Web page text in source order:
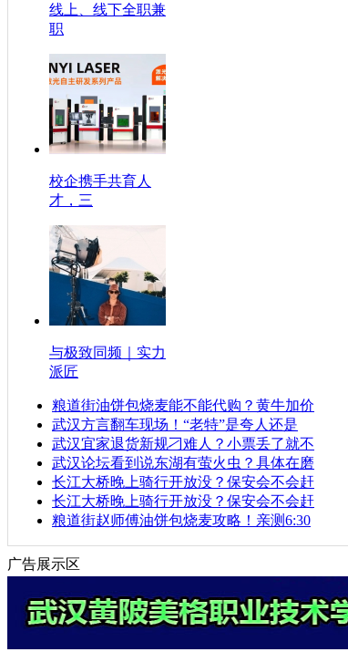
线上、线下全职兼
职
校企携手共育人
才，三
与极致同频｜实力
派匠
粮道街油饼包烧麦能不能代购？黄牛加价
武汉方言翻车现场！“老特”是夸人还是
武汉宜家退货新规刁难人？小票丢了就不
武汉论坛看到说东湖有萤火虫？具体在磨
长江大桥晚上骑行开放没？保安会不会赶
长江大桥晚上骑行开放没？保安会不会赶
粮道街赵师傅油饼包烧麦攻略！亲测6:30
广告展示区